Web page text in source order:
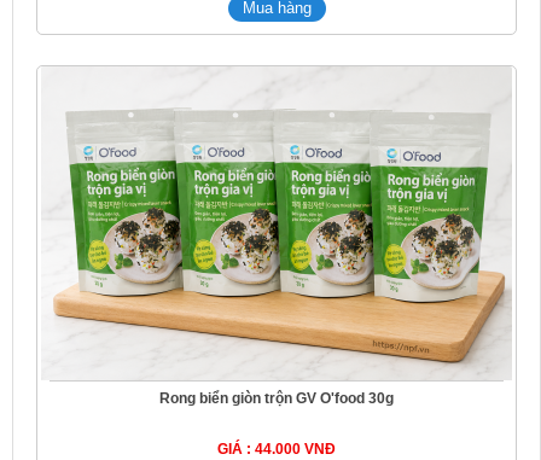
Rong biển giòn trộn GV O'food 30g
GIÁ : 44.000 VNĐ